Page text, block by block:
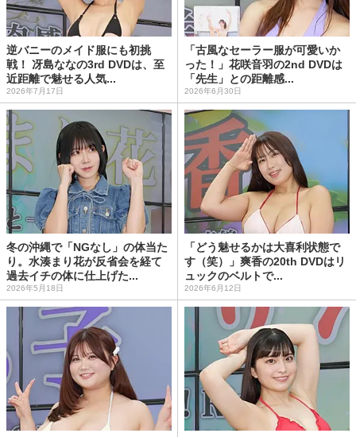
逆バニーのメイド服にも初挑
戦！ 冴島ななの3rd DVDは、至
近距離で魅せる人気...
2026年7月17日
「古風なセーラー服が可愛いか
った！」花咲音羽の2nd DVDは
「先生」との距離感...
2026年6月30日
冬の沖縄で「NGなし」の体当た
り。水湊まり花が反省会を経て
過去イチの体に仕上げた...
2026年5月18日
「どう魅せるかは大喜利状態で
す（笑）」爽香の20th DVDはリ
ュックのベルトで...
2026年6月12日